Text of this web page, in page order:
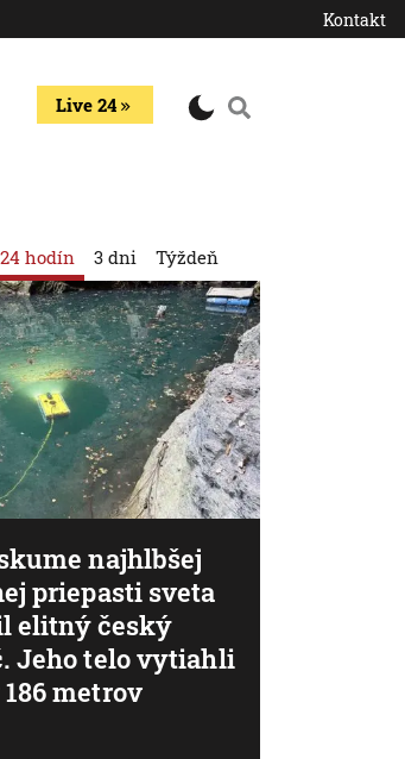
Kontakt
Live 24
24 hodín
najhlbšej
priepasti sveta
elitný český
Jeho telo vytiahli
metrov
3 dni Týždeň